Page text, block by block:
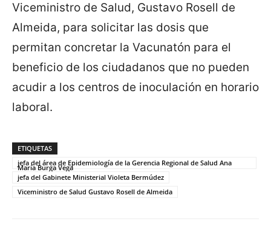
Viceministro de Salud, Gustavo Rosell de
Almeida, para solicitar las dosis que
permitan concretar la Vacunatón para el
beneficio de los ciudadanos que no pueden
acudir a los centros de inoculación en horario
laboral.
ETIQUETAS
jefa del área de Epidemiología de la Gerencia Regional de Salud Ana
María Burga Vega
jefa del Gabinete Ministerial Violeta Bermúdez
Viceministro de Salud Gustavo Rosell de Almeida